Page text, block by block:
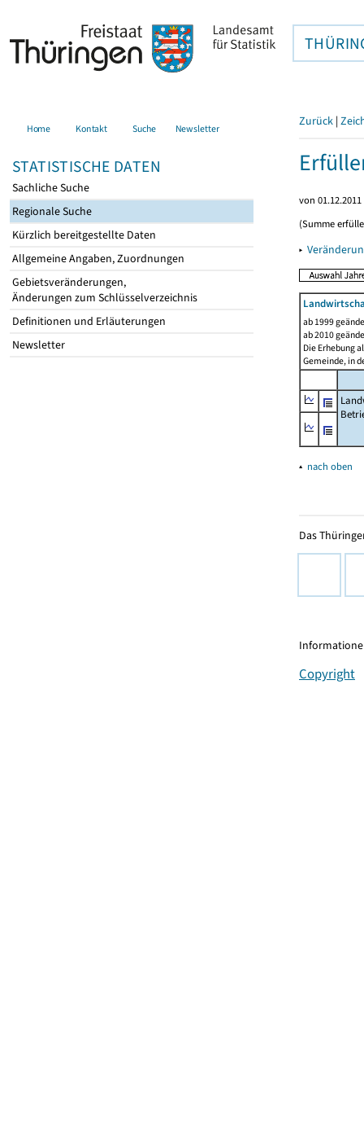
Home Kontakt Suche Newsletter
STATISTISCHE DATEN
Sachliche Suche
Regionale Suche
Kürzlich bereitgestellte Daten
Allgemeine Angaben, Zuordnungen
Gebietsveränderungen,
Änderungen zum Schlüsselverzeichnis
Definitionen und Erläuterungen
Newsletter
Zurück |
von
(Summe
▸
ab 1999
ab 2010
Die Erhebung
Gemeinde, in
▴ nach oben
Das
Copyright